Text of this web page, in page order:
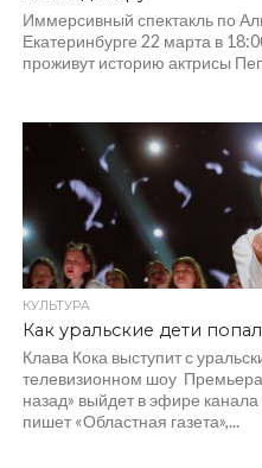
Иммерсивный спектакль по
Екатеринбурге 22 марта в
проживут историю актрисы
КУЛЬТУРА
Как уральские дети
Клава Кока выступит с
телевизионном шоу
назад» выйдет в эфире
пишет «Областная газета»,...